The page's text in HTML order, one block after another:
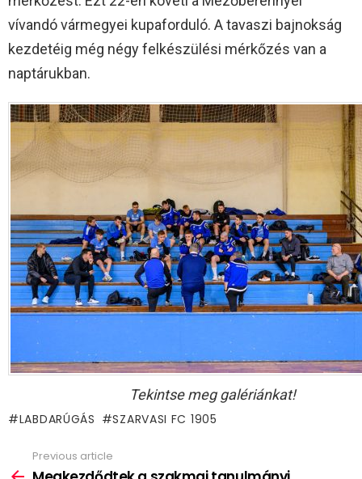
vívandó vármegyei kupaforduló. A tavaszi bajnokság
kezdetéig még négy felkészülési mérkőzés van a
naptárukban.
Tekintse meg galériánkat!
LABDARÚGÁS SZARVASI FC 1905
more
Previous article